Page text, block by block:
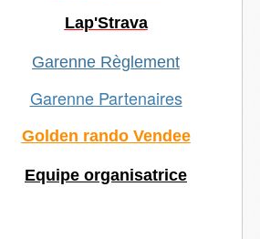
Lap'Strava
Garenne Règlement
Garenne Partenaires
Golden rando Vendee
Equipe organisatrice